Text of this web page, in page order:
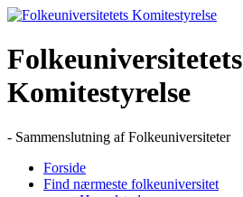
Skip
content
Folkeuniversitetets
Komitestyrelse
- Sammenslutning af Folkeuniversiteter
Forside
Find nærmeste folkeuniversitet